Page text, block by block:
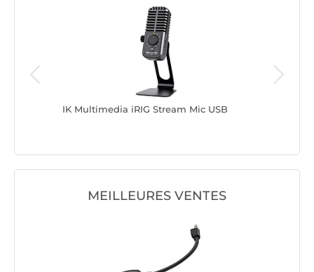
IK Multimedia iRIG Stream Mic USB
MEILLEURES VENTES